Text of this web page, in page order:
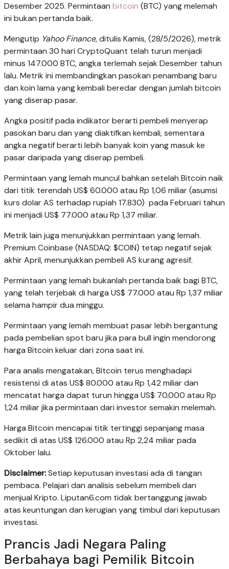
Desember 2025. Permintaan bitcoin (BTC) yang melemah
ini bukan pertanda baik.
Mengutip Yahoo Finance, ditulis Kamis, (28/5/2026), metrik
permintaan 30 hari CryptoQuant telah turun menjadi
minus 147.000 BTC, angka terlemah sejak Desember tahun
lalu. Metrik ini membandingkan pasokan penambang baru
dan koin lama yang kembali beredar dengan jumlah bitcoin
yang diserap pasar.
Angka positif pada indikator berarti pembeli menyerap
pasokan baru dan yang diaktifkan kembali, sementara
angka negatif berarti lebih banyak koin yang masuk ke
pasar daripada yang diserap pembeli.
Permintaan yang lemah muncul bahkan setelah Bitcoin naik
dari titik terendah US$ 60.000 atau Rp 1,06 miliar (asumsi
kurs dolar AS terhadap rupiah 17.830) pada Februari tahun
ini menjadi US$ 77.000 atau Rp 1,37 miliar.
Metrik lain juga menunjukkan permintaan yang lemah.
Premium Coinbase (NASDAQ: $COIN) tetap negatif sejak
akhir April, menunjukkan pembeli AS kurang agresif.
Permintaan yang lemah bukanlah pertanda baik bagi BTC,
yang telah terjebak di harga US$ 77.000 atau Rp 1,37 miliar
selama hampir dua minggu.
Permintaan yang lemah membuat pasar lebih bergantung
pada pembelian spot baru jika para bull ingin mendorong
harga Bitcoin keluar dari zona saat ini.
Para analis mengatakan, Bitcoin terus menghadapi
resistensi di atas US$ 80.000 atau Rp 1,42 miliar dan
mencatat harga dapat turun hingga US$ 70.000 atau Rp
1,24 miliar jika permintaan dari investor semakin melemah.
Harga Bitcoin mencapai titik tertinggi sepanjang masa
sedikit di atas US$ 126.000 atau Rp 2,24 miliar pada
Oktober lalu.
Disclaimer:Setiap keputusan investasi ada di tangan
pembaca. Pelajari dan analisis sebelum membeli dan
menjual Kripto. Liputan6.com tidak bertanggung jawab
atas keuntungan dan kerugian yang timbul dari keputusan
investasi.
Prancis Jadi Negara Paling
Berbahaya bagi Pemilik Bitcoin